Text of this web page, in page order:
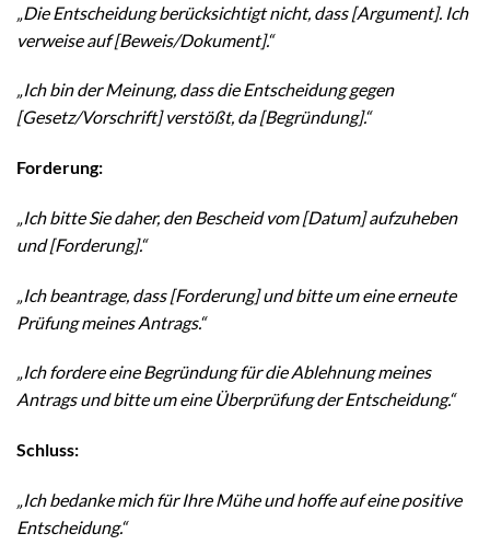
„Die Entscheidung berücksichtigt nicht, dass [Argument]. Ich
verweise auf [Beweis/Dokument].“
„Ich bin der Meinung, dass die Entscheidung gegen
[Gesetz/Vorschrift] verstößt, da [Begründung].“
Forderung:
„Ich bitte Sie daher, den Bescheid vom [Datum] aufzuheben
und [Forderung].“
„Ich beantrage, dass [Forderung] und bitte um eine erneute
Prüfung meines Antrags.“
„Ich fordere eine Begründung für die Ablehnung meines
Antrags und bitte um eine Überprüfung der Entscheidung.“
Schluss:
„Ich bedanke mich für Ihre Mühe und hoffe auf eine positive
Entscheidung.“